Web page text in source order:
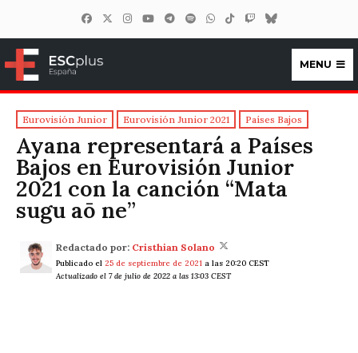
ESCplus España
MENU
Eurovisión Junior Eurovisión Junior 2021 Países Bajos
Ayana representará a Países
Bajos en Eurovisión Junior
2021 con la canción “Mata
sugu aō ne”
Redactado por: Cristhian Solano
Publicado el 25 de septiembre de 2021 a las 20:20 CEST
Actualizado el 7 de julio de 2022 a las 13:03 CEST